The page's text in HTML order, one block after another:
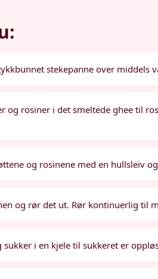
stekepanne over middels
og rosiner i det smeltede ghee til
og rosinene med en hullsleiv
og rør det ut. Rør kontinuerlig til
sukker i en kjele til sukkeret er